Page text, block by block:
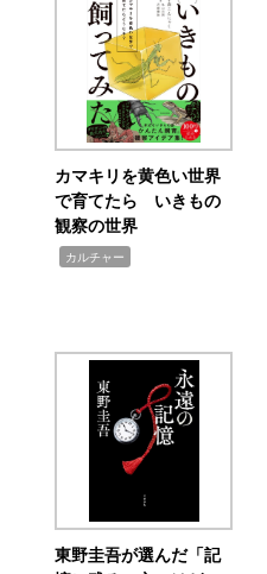
カマキリを黄色い世界
で育てたら いきもの
観察の世界
カルチャー
東野圭吾が選んだ「記